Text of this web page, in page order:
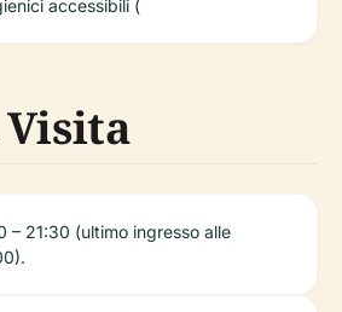
accessibili (
– 21:30 (ultimo ingresso alle